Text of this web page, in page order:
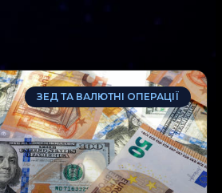
ЗЕД ТА ВАЛЮТНІ ОПЕРАЦІЇ